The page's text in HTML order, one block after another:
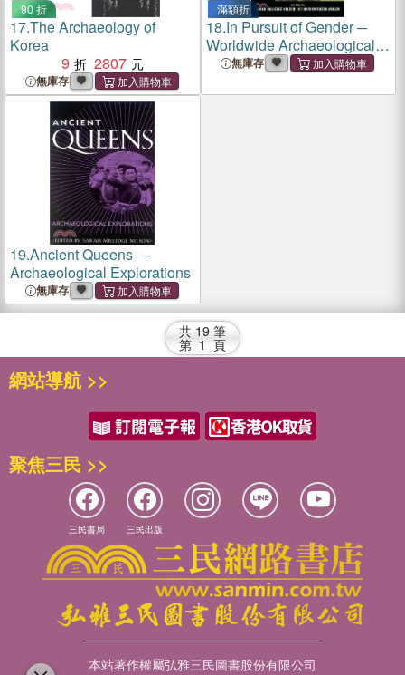
90 折
17.The Archaeology of
Korea
9
2807
無庫存
滿額折
18.In Pursuit of Gender ─
Worldwide Archaeological
Approaches
無庫存
19.Ancient Queens ―
Archaeological Explorations
無庫存
共 19 筆
第 1 頁
網站導航 >>
聚焦三民 >>
三民書局 三民出版
本站著作權屬弘雅三民圖書股份有限公司